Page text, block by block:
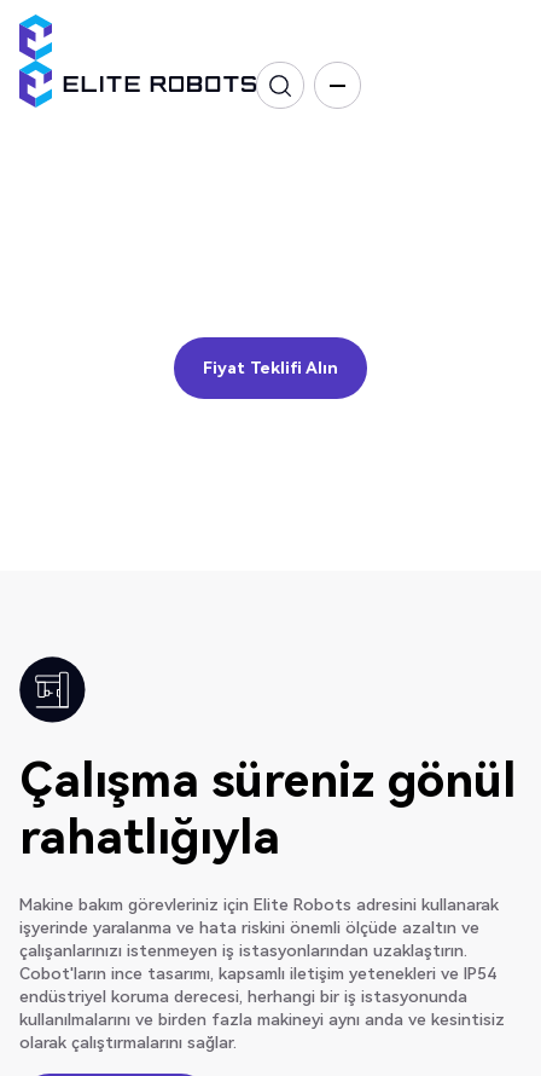
Fiyat Teklifi Alın
Fiyat Teklifi Alın
Çalışma süreniz gönül
rahatlığıyla
Makine bakım görevleriniz için Elite Robots adresini kullanarak
işyerinde yaralanma ve hata riskini önemli ölçüde azaltın ve
çalışanlarınızı istenmeyen iş istasyonlarından uzaklaştırın.
Cobot'ların ince tasarımı, kapsamlı iletişim yetenekleri ve IP54
endüstriyel koruma derecesi, herhangi bir iş istasyonunda
kullanılmalarını ve birden fazla makineyi aynı anda ve kesintisiz
olarak çalıştırmalarını sağlar.